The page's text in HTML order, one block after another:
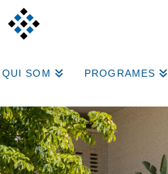
QUI SOM PROGRAMES